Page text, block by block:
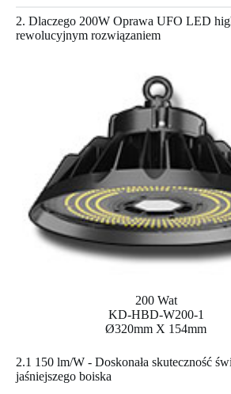
2. Dlaczego 200W Oprawa UFO LED
rewolucyjnym rozwiązaniem
200 Wat
KD-HBD-W200-1
Ø320mm X 154mm
2.1 150 lm/W - Doskonała skuteczność
jaśniejszego boiska